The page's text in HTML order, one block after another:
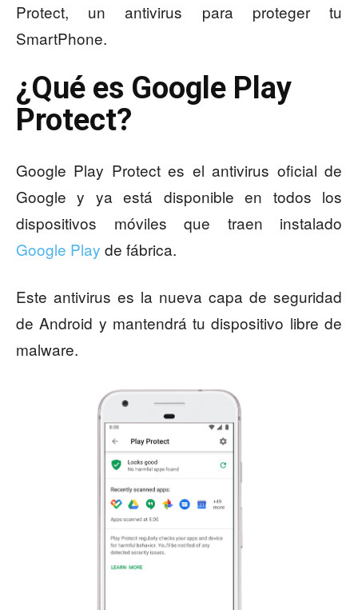
Protect, un antivirus para proteger tu
SmartPhone.
¿Qué es Google Play
Protect?
Google Play Protect es el antivirus oficial de
Google y ya está disponible en todos los
dispositivos móviles que traen instalado
Google Play de fábrica.
Este antivirus es la nueva capa de seguridad
de Android y mantendrá tu dispositivo libre de
malware.